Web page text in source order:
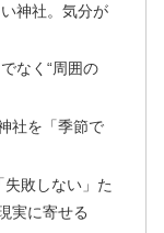
神社。気分が
なく“周囲の
社を「季節で
敗しない」た
実に寄せる